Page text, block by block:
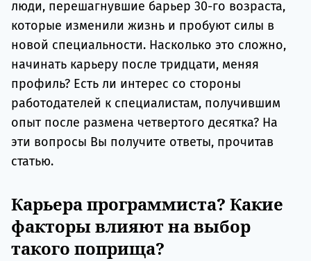
люди, перешагнувшие барьер 30-го возраста,
которые изменили жизнь и пробуют силы в
новой специальности. Насколько это сложно,
начинать карьеру после тридцати, меняя
профиль? Есть ли интерес со стороны
работодателей к специалистам, получившим
опыт после размена четвертого десятка? На
эти вопросы Вы получите ответы, прочитав
статью.
Карьера программиста? Какие
факторы влияют на выбор
такого поприща?